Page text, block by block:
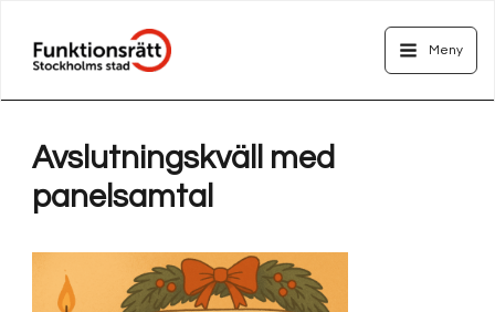
innehåll
Main
Menu
Meny
Avslutningskväll med
panelsamtal